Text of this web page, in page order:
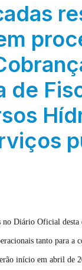
de
no Diário Oficial desta
tanto para a
início em abril de